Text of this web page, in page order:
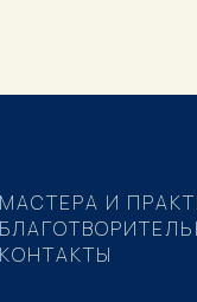
МАСТЕРА И
КОНТАКТЫ